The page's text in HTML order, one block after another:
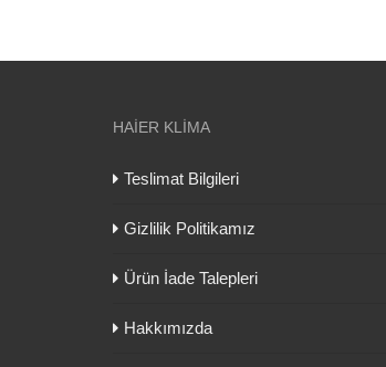
HAIER KLIMA
Teslimat Bilgileri
Gizlilik Politikamız
Ürün İade Talepleri
Hakkımızda